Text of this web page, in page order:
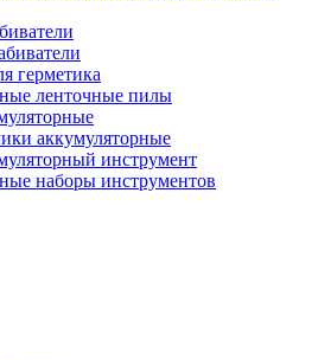
герметика
ленточные пилы
аккумуляторные
инструмент
наборы инструментов